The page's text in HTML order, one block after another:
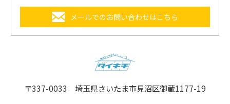
メールでのお問い合わせはこちら
〒337-0033 埼玉県さいたま市見沼区御蔵1177-19